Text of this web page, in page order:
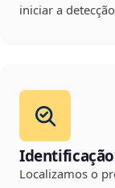
iniciar a
Localizamos o